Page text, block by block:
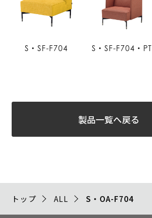
S・SF-F704 S・SF-F704・PT
製品一覧へ戻る
トップ ALL S・OA-F704